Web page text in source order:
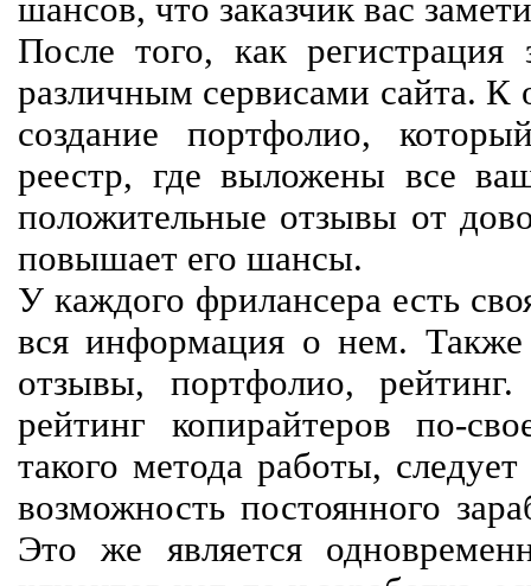
шансов, что заказчик вас
После того, как регистрация
различным сервисами сайта. К
создание портфолио,
реестр, где выложены все
положительные отзывы от
повышает его шансы.
У каждого фрилансера есть
вся информация о нем. Также
отзывы, портфолио,
рейтинг копирайтеров по-
такого метода работы,
возможность постоянного
Это же является